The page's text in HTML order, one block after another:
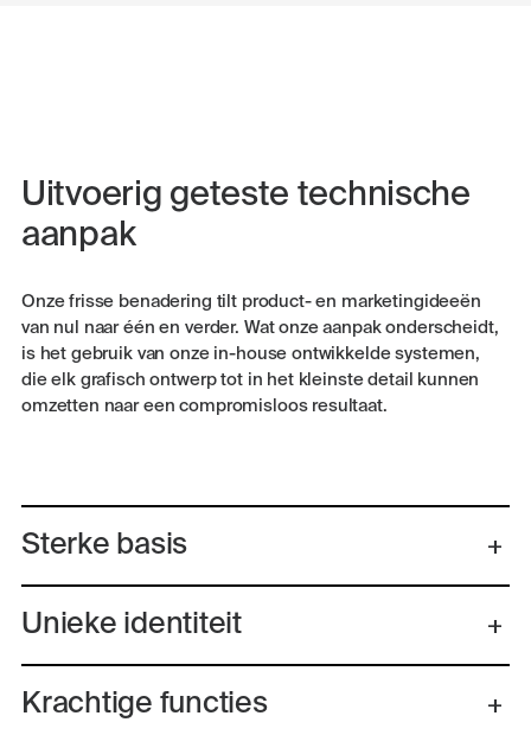
Uitvoerig geteste technische
aanpak
Onze frisse benadering tilt product- en marketingideeën
van nul naar één en verder. Wat onze aanpak onderscheidt,
is het gebruik van onze in-house ontwikkelde systemen,
die elk grafisch ontwerp tot in het kleinste detail kunnen
omzetten naar een compromisloos resultaat.
Sterke basis
Unieke identiteit
Krachtige functies